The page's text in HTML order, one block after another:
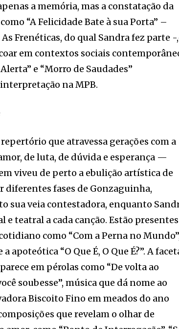
a memória, mas a constatação da
“A Felicidade Bate à sua Porta” –
Frenéticas, do qual Sandra fez parte -
em contextos sociais
e “Morro de Saudades”
na MPB.
que atravessa gerações com a
de luta, de dúvida e esperança —
viveu de perto a ebulição artística de
diferentes fases de Gonzaguinha,
sua veia contestadora, enquanto
teatral a cada canção. Estão presentes
como “Com a Perna no
apoteótica “O Que É, O Que É?”. A
em pérolas como “De volta ao
soubesse”, música que dá nome ao
Biscoito Fino em meados do ano
que revelam o olhar de